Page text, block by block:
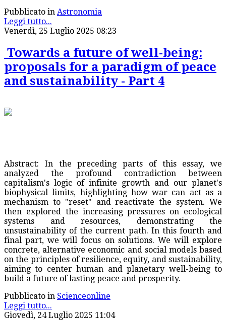
Pubblicato in Astronomia
Leggi tutto...
Venerdì, 25 Luglio 2025 08:23
Towards a future of well-being:
proposals for a paradigm of peace
and sustainability - Part 4
Abstract: In the preceding parts of this essay, we
analyzed the profound contradiction between
capitalism's logic of infinite growth and our planet's
biophysical limits, highlighting how war can act as a
mechanism to "reset" and reactivate the system. We
then explored the increasing pressures on ecological
systems and resources, demonstrating the
unsustainability of the current path. In this fourth and
final part, we will focus on solutions. We will explore
concrete, alternative economic and social models based
on the principles of resilience, equity, and sustainability,
aiming to center human and planetary well-being to
build a future of lasting peace and prosperity.
Pubblicato in Scienceonline
Leggi tutto...
Giovedì, 24 Luglio 2025 11:04